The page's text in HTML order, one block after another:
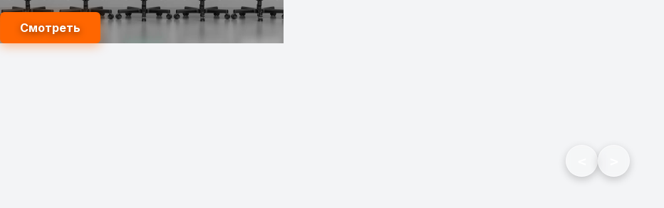
Смотреть